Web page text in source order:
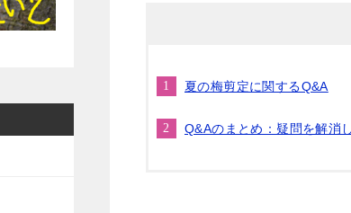
夏の梅剪定に関するQ&A
Q&Aのまとめ：疑問を解消